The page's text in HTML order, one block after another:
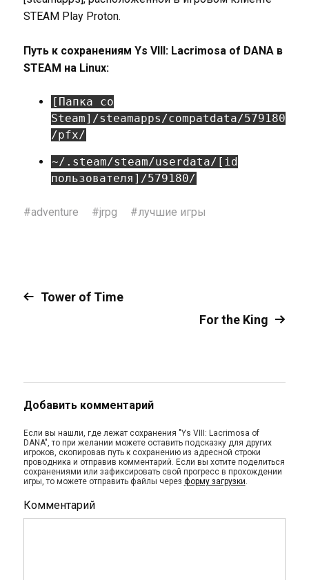
STEAM Play Proton.
Путь к сохранениям Ys VIII: Lacrimosa of DANA в
STEAM на Linux:
[Папка со
Steam]/steamapps/compatdata/579180
/pfx/
~/.steam/steam/userdata/[id
пользователя]/579180/
#adventure #jrpg #лучшие игры
Tower of Time
For the King
Добавить комментарий
Если вы нашли, где лежат сохранения "Ys VIII: Lacrimosa of
DANA", то при желании можете оставить подсказку для других
игроков, скопировав путь к сохранению из адресной строки
проводника и отправив комментарий. Если вы хотите поделиться
сохранениями или зафиксировать свой прогресс в прохождении
игры, то можете отправить файлы через форму загрузки.
Комментарий